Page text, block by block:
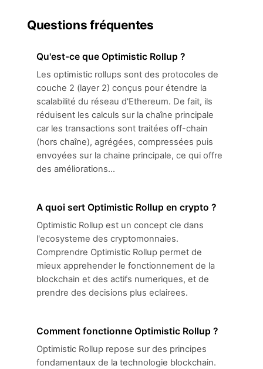
Questions fréquentes
Qu'est-ce que Optimistic Rollup ?
Les optimistic rollups sont des protocoles de
couche 2 (layer 2) conçus pour étendre la
scalabilité du réseau d'Ethereum. De fait, ils
réduisent les calculs sur la chaîne principale
car les transactions sont traitées off-chain
(hors chaîne), agrégées, compressées puis
envoyées sur la chaine principale, ce qui offre
des améliorations...
A quoi sert Optimistic Rollup en crypto ?
Optimistic Rollup est un concept cle dans
l'ecosysteme des cryptomonnaies.
Comprendre Optimistic Rollup permet de
mieux apprehender le fonctionnement de la
blockchain et des actifs numeriques, et de
prendre des decisions plus eclairees.
Comment fonctionne Optimistic Rollup ?
Optimistic Rollup repose sur des principes
fondamentaux de la technologie blockchain.